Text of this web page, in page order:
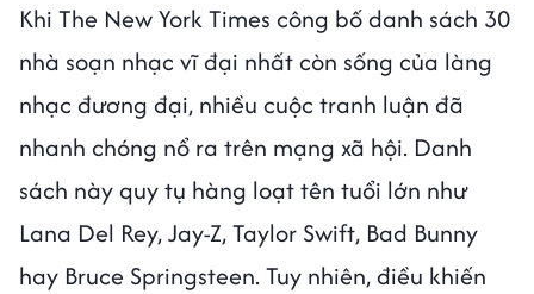
Khi The New York Times công bố danh sách 30
nhà soạn nhạc vĩ đại nhất còn sống của làng
nhạc đương đại, nhiều cuộc tranh luận đã
nhanh chóng nổ ra trên mạng xã hội. Danh
sách này quy tụ hàng loạt tên tuổi lớn như
Lana Del Rey, Jay-Z, Taylor Swift, Bad Bunny
hay Bruce Springsteen. Tuy nhiên, điều khiến